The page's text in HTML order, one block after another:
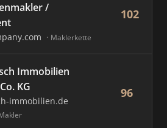
/
Maklerkette
102
Immobilien
KG
immobilien.de
96